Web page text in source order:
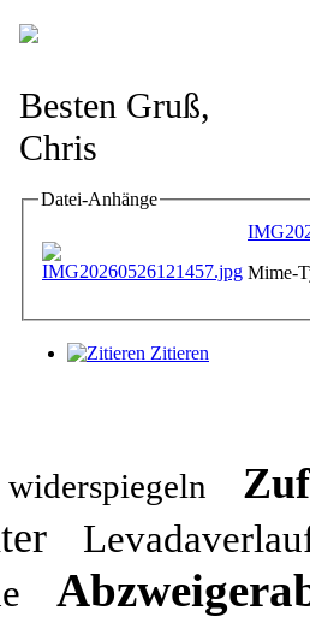
Besten Gruß,
Chris
Datei-Anhänge
Mime-
Zitieren
widerspiegeln